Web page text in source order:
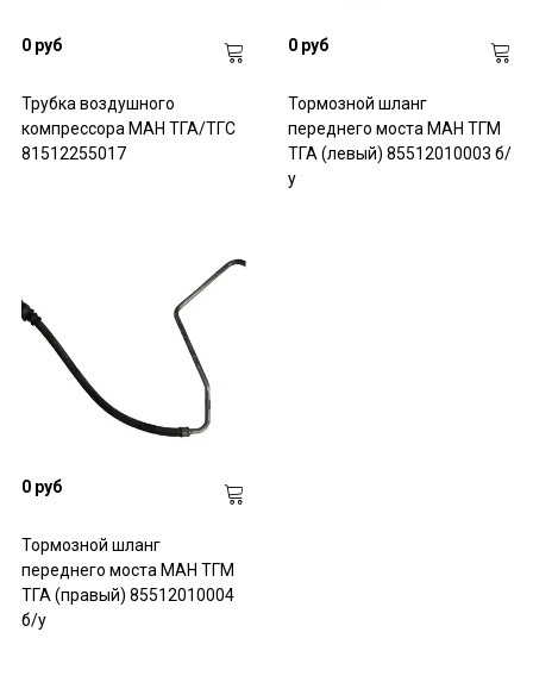
0 руб
Трубка воздушного
компрессора МАН ТГА/ТГС
81512255017
0 руб
Тормозной шланг
переднего моста МАН ТГМ
ТГА (левый) 85512010003 б/
у
0 руб
Тормозной шланг
переднего моста МАН ТГМ
ТГА (правый) 85512010004
б/у